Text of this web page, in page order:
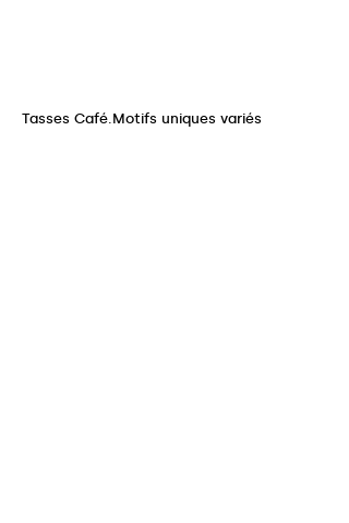
Tasses Café.Motifs uniques variés